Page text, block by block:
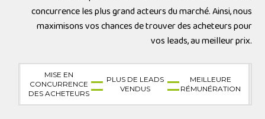
concurrence les plus grand acteurs du marché. Ainsi, nous
maximisons vos chances de trouver des acheteurs pour
vos leads, au meilleur prix.
MISE EN
CONCURRENCE
DES ACHETEURS
PLUS DE LEADS
VENDUS
MEILLEURE
RÉMUNÉ­RATION